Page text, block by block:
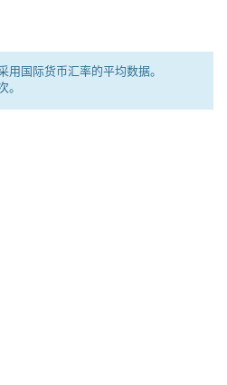
用国际货币汇率的平均数据。
。